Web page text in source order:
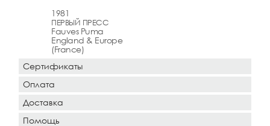
1981
ПЕРВЫЙ ПРЕСС
Fauves Puma
England & Europe
(France)
Сертификаты
Оплата
Доставка
Помощь